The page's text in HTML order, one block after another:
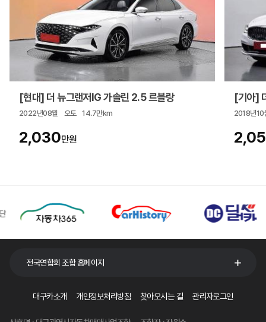
[현대] 더 뉴그랜저IG 가솔린 2.5 르블랑
2022년08월 오토 14.7만km
2,030만원
[기아]
2018년10
전국연합회 조합 홈페이지
대구카소개 개인정보처리방침 찾아오시는 길 관리자로그인